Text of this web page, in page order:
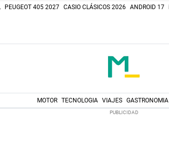
PEUGEOT 405 2027 CASIO CLÁSICOS 2026 ANDROID 17
MOTOR TECNOLOGIA VIAJES GASTRONOMIA